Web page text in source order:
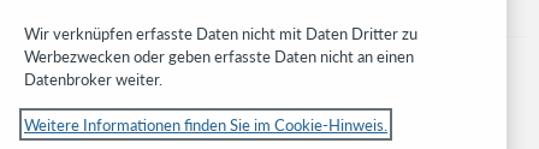
Wir verknüpfen erfasste Daten nicht mit Daten Dritter zu
Werbezwecken oder geben erfasste Daten nicht an einen
Datenbroker weiter.
Weitere Informationen finden Sie im Cookie-Hinweis.